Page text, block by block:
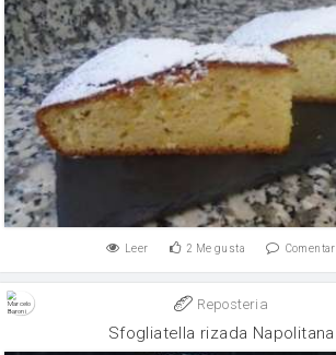
Leer 2 Me gusta Comentar
Reposteria
Sfogliatella rizada Napolitana